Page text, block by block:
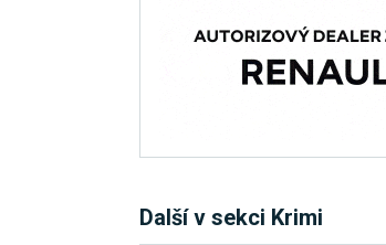
Další v sekci Krimi